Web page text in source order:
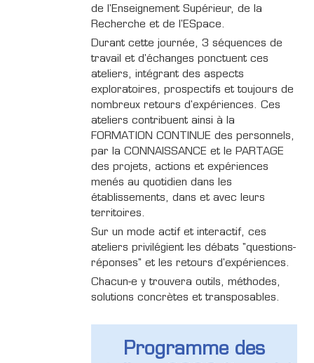
de l'Enseignement Supérieur, de la
Recherche et de l'ESpace.
Durant cette journée, 3 séquences de
travail et d'échanges ponctuent ces
ateliers, intégrant des aspects
exploratoires, prospectifs et toujours de
nombreux retours d'expériences. Ces
ateliers contribuent ainsi à la
FORMATION CONTINUE des personnels,
par la CONNAISSANCE et le PARTAGE
des projets, actions et expériences
menés au quotidien dans les
établissements, dans et avec leurs
territoires.
Sur un mode actif et interactif, ces
ateliers privilégient les débats "questions-
réponses" et les retours d'expériences.
Chacun-e y trouvera outils, méthodes,
solutions concrètes et transposables.
Programme des